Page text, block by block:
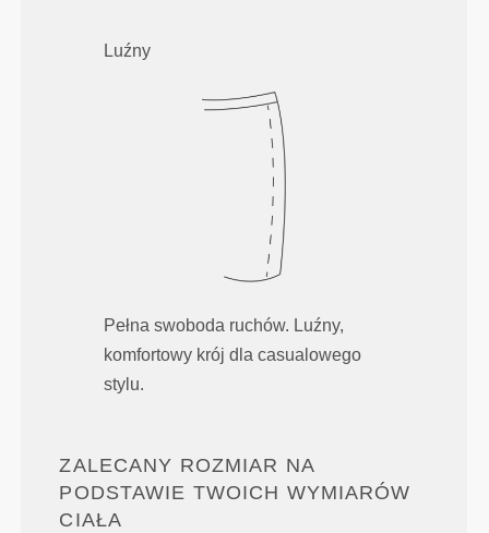
Luźny
Pełna swoboda ruchów. Luźny,
komfortowy krój dla casualowego
stylu.
ZALECANY ROZMIAR NA
PODSTAWIE TWOICH WYMIARÓW
CIAŁA